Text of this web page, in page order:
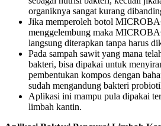
organiknya sangat kurang
Jika memperoleh botol
menggelembung maka
langsung diterapkan tanpa harus
Pada sampah sawit yang mana
bakteri, bisa dipakai untuk
pembentukan kompos dengan
sudah mengandung bakteri
Aplikasi ini mampu pula dipakai
limbah kantin.